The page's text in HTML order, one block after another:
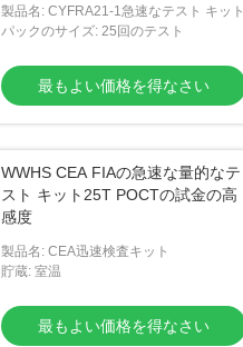
製品名: CYFRA21-1急速なテスト キット
パックのサイズ: 25回のテスト
最もよい価格を得なさい
WWHS CEA FIAの急速な量的なテ
スト キット25T POCTの試金の高
感度
製品名: CEA迅速検査キット
貯蔵: 室温
最もよい価格を得なさい